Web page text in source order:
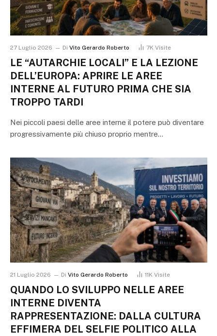
27 Luglio 2026 Di Vito Gerardo Roberto 7K Visite
LE “AUTARCHIE LOCALI” E LA LEZIONE
DELL’EUROPA: APRIRE LE AREE
INTERNE AL FUTURO PRIMA CHE SIA
TROPPO TARDI
Nei piccoli paesi delle aree interne il potere può diventare
progressivamente più chiuso proprio mentre…
21 Luglio 2026 Di Vito Gerardo Roberto 11K Visite
QUANDO LO SVILUPPO NELLE AREE
INTERNE DIVENTA
RAPPRESENTAZIONE: DALLA CULTURA
EFFIMERA DEL SELFIE POLITICO ALLA